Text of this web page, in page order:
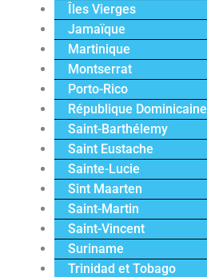
Îles Vierges
Jamaïque
Martinique
Montserrat
Porto-Rico
République Dominicaine
Saint-Barthélemy
Saint Eustache
Sainte-Lucie
Sint Maarten
Saint-Martin
Saint-Vincent
Suriname
Trinidad et Tobago